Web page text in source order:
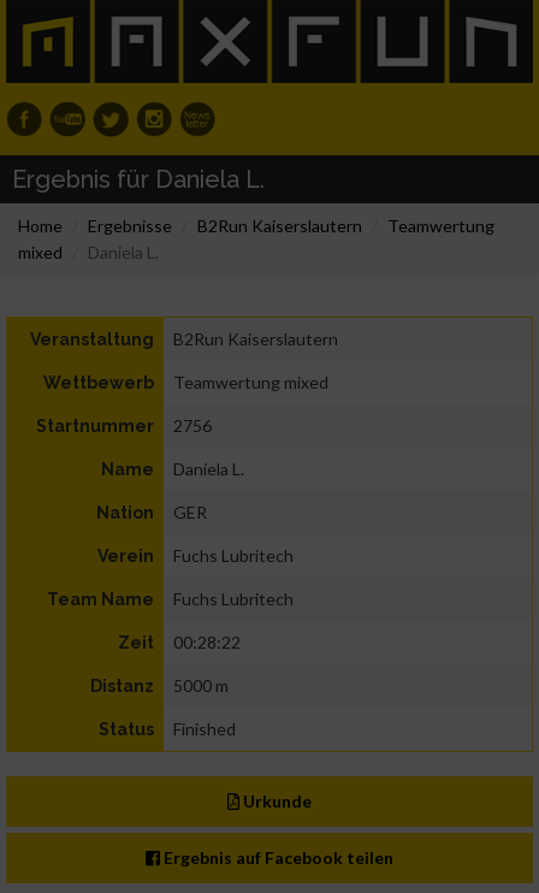
Ergebnis für Daniela L.
Home Ergebnisse B2Run Kaiserslautern
Teamwertung
mixed
Daniela L.
Veranstaltung B2Run Kaiserslautern
Wettbewerb Teamwertung mixed
Startnummer 2756
Name Daniela L.
Nation GER
Verein Fuchs Lubritech
Team Name Fuchs Lubritech
Zeit 00:28:22
Distanz 5000 m
Status Finished
Urkunde
Ergebnis auf Facebook teilen